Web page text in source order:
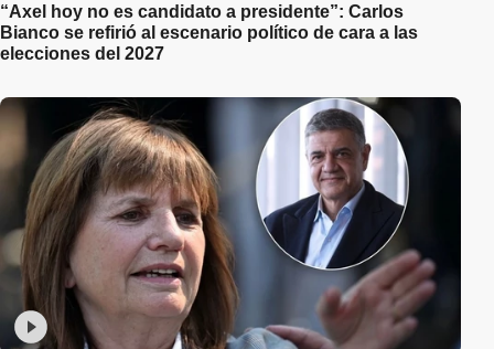
“Axel hoy no es candidato a presidente”: Carlos
Bianco se refirió al escenario político de cara a las
elecciones del 2027